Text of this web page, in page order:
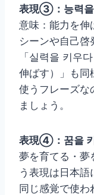
表現③：능력을
意味：能力を伸
シーンや自己啓
「실력을 키우
伸ばす）」も同
使うフレーズな
ましょう。
表現④：꿈을 키
夢を育てる・夢
う表現は日本語
同じ感覚で使わ